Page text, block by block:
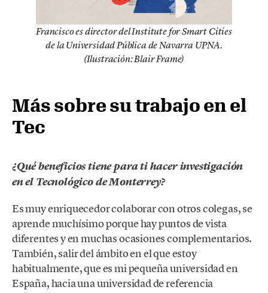
Francisco es director del Institute for Smart Cities
de la Universidad Pública de Navarra UPNA.
(Ilustración: Blair Frame)
Más sobre su trabajo en el
Tec
¿Qué beneficios tiene para ti hacer investigación
en el Tecnológico de Monterrey?
Es muy enriquecedor colaborar con otros colegas, se
aprende muchísimo porque hay puntos de vista
diferentes y en muchas ocasiones complementarios.
También, salir del ámbito en el que estoy
habitualmente, que es mi pequeña universidad en
España, hacia una universidad de referencia